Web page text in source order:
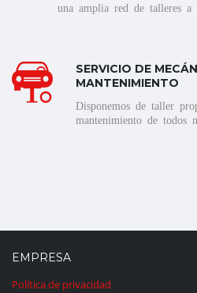
una amplia red de talleres a
SERVICIO DE
MANTENIMIENTO
Disponemos de taller
mantenimiento de todos
EMPRESA
Política de privacidad